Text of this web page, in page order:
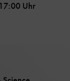
17:00 Uhr